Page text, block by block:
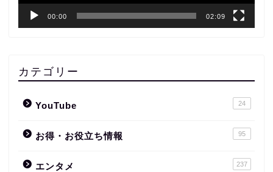
00:00 02:09
カテゴリー
YouTube 24
お得・お役立ち情報 95
エンタメ 237